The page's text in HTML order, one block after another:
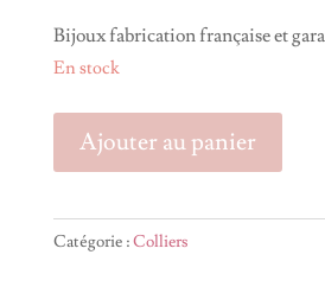
Bijoux fabrication française et
En stock
MARGAUX
Ajouter au panier
Catégorie :Colliers